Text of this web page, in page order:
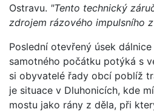
Ostravu. "Tento technický
zdrojem rázového impulsního
Poslední otevřený úsek
samotného počátku potýká s
si obyvatelé řady obcí poblíž
je situace v Dluhonicích, kde
mostu jako rány z děla, při